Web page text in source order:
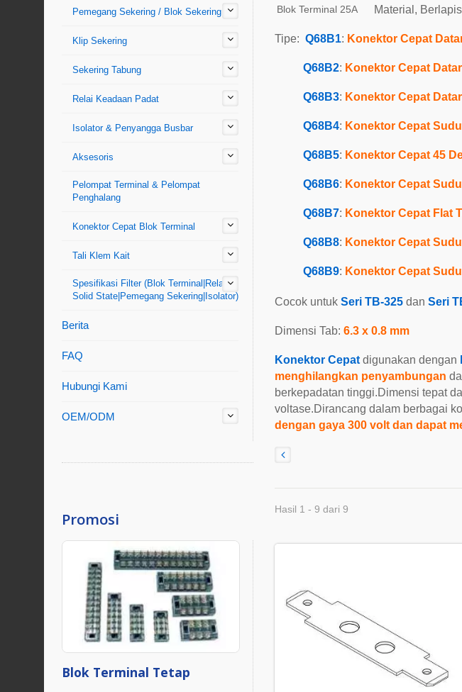
Pemegang Sekering / Blok Sekering
Klip Sekering
Sekering Tabung
Relai Keadaan Padat
Isolator & Penyangga Busbar
Aksesoris
Pelompat Terminal & Pelompat
Penghalang
Konektor Cepat Blok Terminal
Tali Klem Kait
Spesifikasi Filter (Blok Terminal|Relay
Solid State|Pemegang Sekering|Isolator)
Berita
FAQ
Hubungi Kami
OEM/ODM
Promosi
Blok Terminal Tetap
Blok Terminal 25A
Material,
Tipe: Q68B1: Konektor Cepat
Q68B2: Konektor Cepat
Q68B3: Konektor Cepat
Q68B4: Konektor Cepat
Q68B5: Konektor Cepat 45
Q68B6: Konektor Cepat
Q68B7: Konektor Cepat Flat
Q68B8: Konektor Cepat
Q68B9: Konektor Cepat
Cocok untuk Seri TB-325 dan Seri
Dimensi Tab: 6.3 x 0.8 mm
Konektor Cepat digunakan dengan
menghilangkan penyambungan
berkepadatan tinggi.Dimensi tepat
voltase.Dirancang dalam berbagai
dengan gaya 300 volt dan dapat
Hasil 1 - 9 dari 9